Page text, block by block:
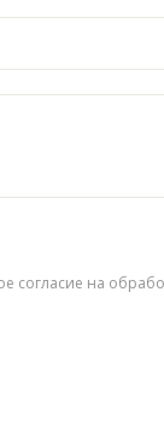
согласие на